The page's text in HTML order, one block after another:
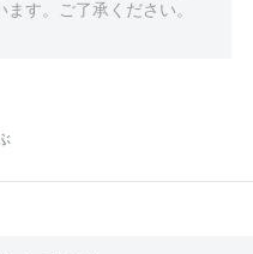
す。ご了承ください。